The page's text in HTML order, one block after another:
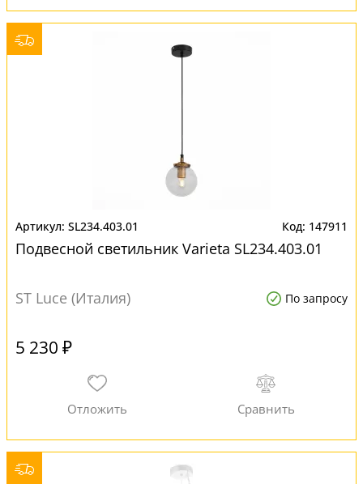
SL234.403.01 147911
Подвесной светильник Varieta SL234.403.01
ST Luce (Италия) По запросу
5 230 ₽